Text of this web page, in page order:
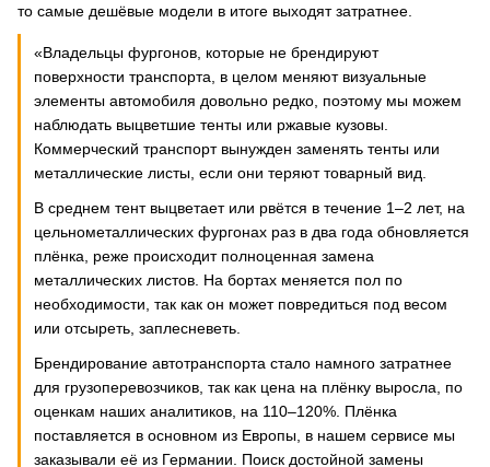
то самые дешёвые модели в итоге выходят затратнее.
«Владельцы фургонов, которые не брендируют
поверхности транспорта, в целом меняют визуальные
элементы автомобиля довольно редко, поэтому мы можем
наблюдать выцветшие тенты или ржавые кузовы.
Коммерческий транспорт вынужден заменять тенты или
металлические листы, если они теряют товарный вид.
В среднем тент выцветает или рвётся в течение 1–2 лет, на
цельнометаллических фургонах раз в два года обновляется
плёнка, реже происходит полноценная замена
металлических листов. На бортах меняется пол по
необходимости, так как он может повредиться под весом
или отсыреть, заплесневеть.
Брендирование автотранспорта стало намного затратнее
для грузоперевозчиков, так как цена на плёнку выросла, по
оценкам наших аналитиков, на 110–120%. Плёнка
поставляется в основном из Европы, в нашем сервисе мы
заказывали её из Германии. Поиск достойной замены